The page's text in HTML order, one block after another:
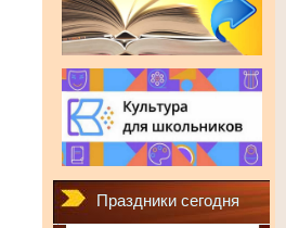
Праздники сегодня